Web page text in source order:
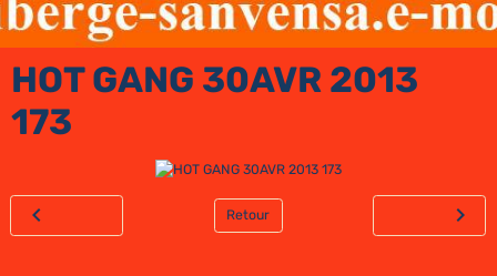
HOT GANG 30AVR 2013
173
Retour